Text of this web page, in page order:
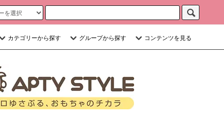
カテゴリーから探す グループから探す コンテンツを見る